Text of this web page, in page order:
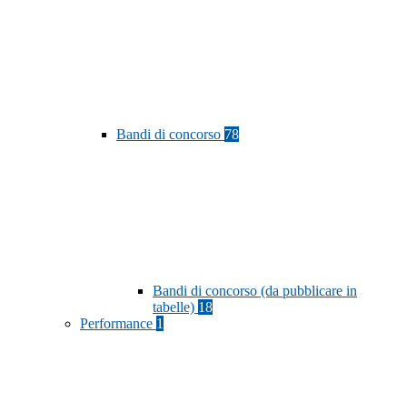
Bandi di concorso 78
Bandi di concorso (da pubblicare in
tabelle) 18
Performance 1